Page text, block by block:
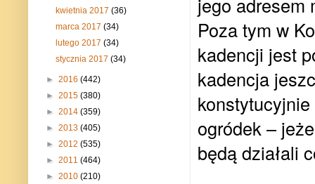
jego adresem
Poza tym w
kadencji jest
kadencja
ogródek –
będą działali
kwietnia 2017(36)
marca 2017(34)
lutego 2017(34)
stycznia 2017(34)
► 2016 (442)
► 2015 (380)
► 2014 (359)
► 2013 (405)
► 2012 (535)
► 2011 (464)
► 2010 (210)